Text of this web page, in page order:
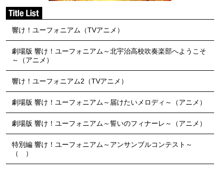
響け！ユーフォニアム（TVアニメ）
劇場版 響け！ユーフォニアム～北宇治高校吹奏楽部へようこそ
～（アニメ）
響け！ユーフォニアム2（TVアニメ）
劇場版 響け！ユーフォニアム～届けたいメロディ～（アニメ）
劇場版 響け！ユーフォニアム～誓いのフィナーレ～（アニメ）
特別編 響け！ユーフォニアム～アンサンブルコンテスト～
（ ）